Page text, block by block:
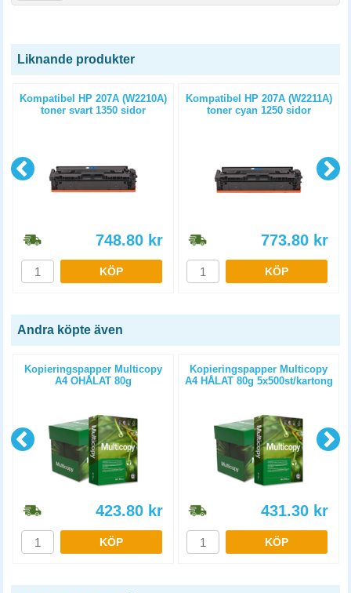
Liknande produkter
Kompatibel HP 207A (W2210A)
toner svart 1350 sidor
748.80 kr
KÖP
Kompatibel HP 207A (W2211A)
toner cyan 1250 sidor
773.80 kr
KÖP
Andra köpte även
Kopieringspapper Multicopy
A4 OHÅLAT 80g
423.80 kr
KÖP
Kopieringspapper Multicopy
A4 HÅLAT 80g 5x500st/kartong
431.30 kr
KÖP